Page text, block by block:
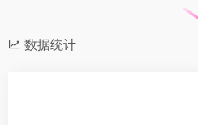
数据统计